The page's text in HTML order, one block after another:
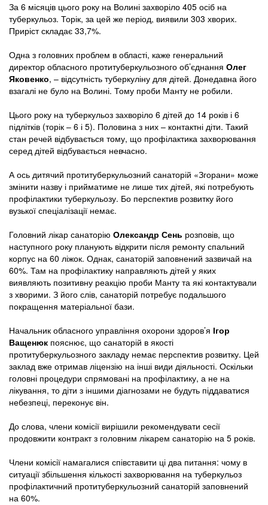
За 6 місяців цього року на Волині захворіло 405 осіб на
туберкульоз. Торік, за цей же період, виявили 303 хворих.
Приріст складає 33,7%.
Одна з головних проблем в області, каже генеральний
директор обласного протитуберкульозного об’єднання Олег
Яковенко, – відсутність туберкуліну для дітей. Донедавна його
взагалі не було на Волині. Тому проби Манту не робили.
Цього року на туберкульоз захворіло 6 дітей до 14 років і 6
підлітків (торік – 6 і 5). Половина з них – контактні діти. Такий
стан речей відбувається тому, що профілактика захворювання
серед дітей відбувається невчасно.
А ось дитячий протитуберкульозний санаторій «Згорани» може
змінити назву і прийматиме не лише тих дітей, які потребують
профілактики туберкульозу. Бо перспектив розвитку його
вузької спеціалізації немає.
Головний лікар санаторію Олександр Сень розповів, що
наступного року планують відкрити після ремонту спальний
корпус на 60 ліжок. Однак, санаторій заповнений зазвичай на
60%. Там на профілактику направляють дітей у яких
виявляють позитивну реакцію проби Манту та які контактували
з хворими. З його слів, санаторій потребує подальшого
покращення матеріальної бази.
Начальник обласного управління охорони здоров’я Ігор
Ващенюк пояснює, що санаторій в якості
протитуберкульозного закладу немає перспектив розвитку. Цей
заклад вже отримав ліцензію на інші види діяльності. Оскільки
головні процедури спрямовані на профілактику, а не на
лікування, то діти з іншими діагнозами не будуть піддаватися
небезпеці, переконує він.
До слова, члени комісії вирішили рекомендувати сесії
продовжити контракт з головним лікарем санаторію на 5 років.
Члени комісії намагалися співставити ці два питання: чому в
ситуації збільшення кількості захворювання на туберкульоз
профілактичний протитуберкульозний санаторій заповнений
на 60%.